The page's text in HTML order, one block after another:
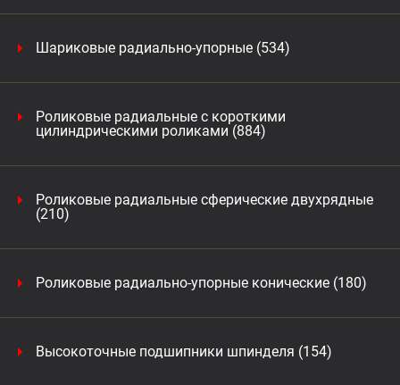
Шариковые радиально-упорные (534)
Роликовые радиальные с короткими
цилиндрическими роликами (884)
Роликовые радиальные сферические двухрядные
(210)
Роликовые радиально-упорные конические (180)
Высокоточные подшипники шпинделя (154)